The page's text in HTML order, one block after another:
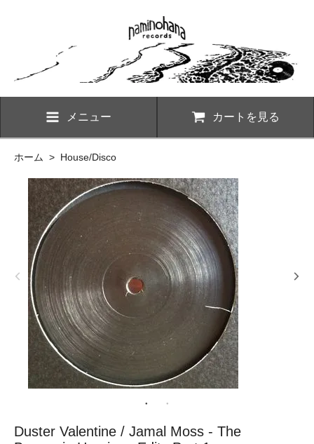
メニュー カートを見る
ホーム > House/Disco
Duster Valentine / Jamal Moss - The